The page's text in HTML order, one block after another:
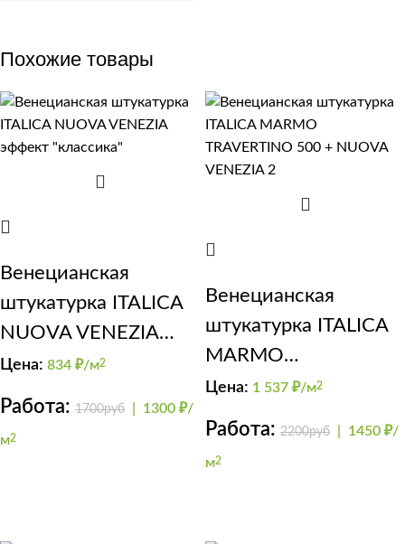
Похожие товары
Венецианская
штукатурка ITALICA
NUOVA VENEZIA
эффект “классика”
Цена: 834 ₽/м2
Работа: 1700руб 1300 ₽/
м2
Венецианская
штукатурка ITALICA
MARMO
TRAVERTINO 500 +
Цена: 1 537 ₽/м2
Работа: 2200руб 1450 ₽/
м2